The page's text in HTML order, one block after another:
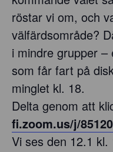
röstar vi om, och
välfärdsområde?
i mindre grupper
som får fart på
minglet kl. 18.
Delta genom att
fi.zoom.us/j/
Vi ses den 12.1 kl.